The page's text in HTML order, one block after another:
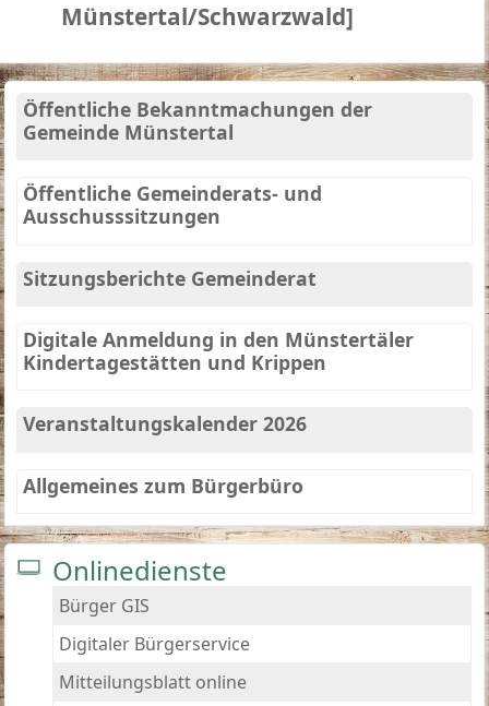
Münstertal/Schwarzwald]
Öffentliche Bekanntmachungen der
Gemeinde Münstertal
Öffentliche Gemeinderats- und
Ausschusssitzungen
Sitzungsberichte Gemeinderat
Digitale Anmeldung in den Münstertäler
Kindertagestätten und Krippen
Veranstaltungskalender 2026
Allgemeines zum Bürgerbüro
Onlinedienste
Bürger GIS
Digitaler Bürgerservice
Mitteilungsblatt online